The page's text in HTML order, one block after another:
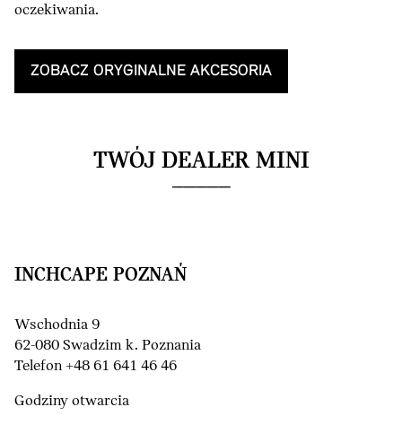
oczekiwania.
ZOBACZ ORYGINALNE AKCESORIA
TWÓJ DEALER MINI
INCHCAPE POZNAŃ
Wschodnia 9
62-080 Swadzim k. Poznania
Telefon +48 61 641 46 46
Godziny otwarcia